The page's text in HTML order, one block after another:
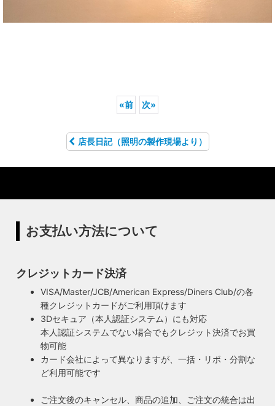
«前 次»
店長日記（照明の製作現場より）
お支払い方法について
クレジットカード決済
VISA/Master/JCB/American Express/Diners Club/の各
種クレジットカードがご利用頂けます
3Dセキュア（本人認証システム）にも対応
本人認証システムでない場合でもクレジット決済でお買
物可能
カード会社によって異なりますが、一括・リボ・分割な
ど利用可能です
ご注文後のキャンセル、商品の追加、ご注文の統合は出